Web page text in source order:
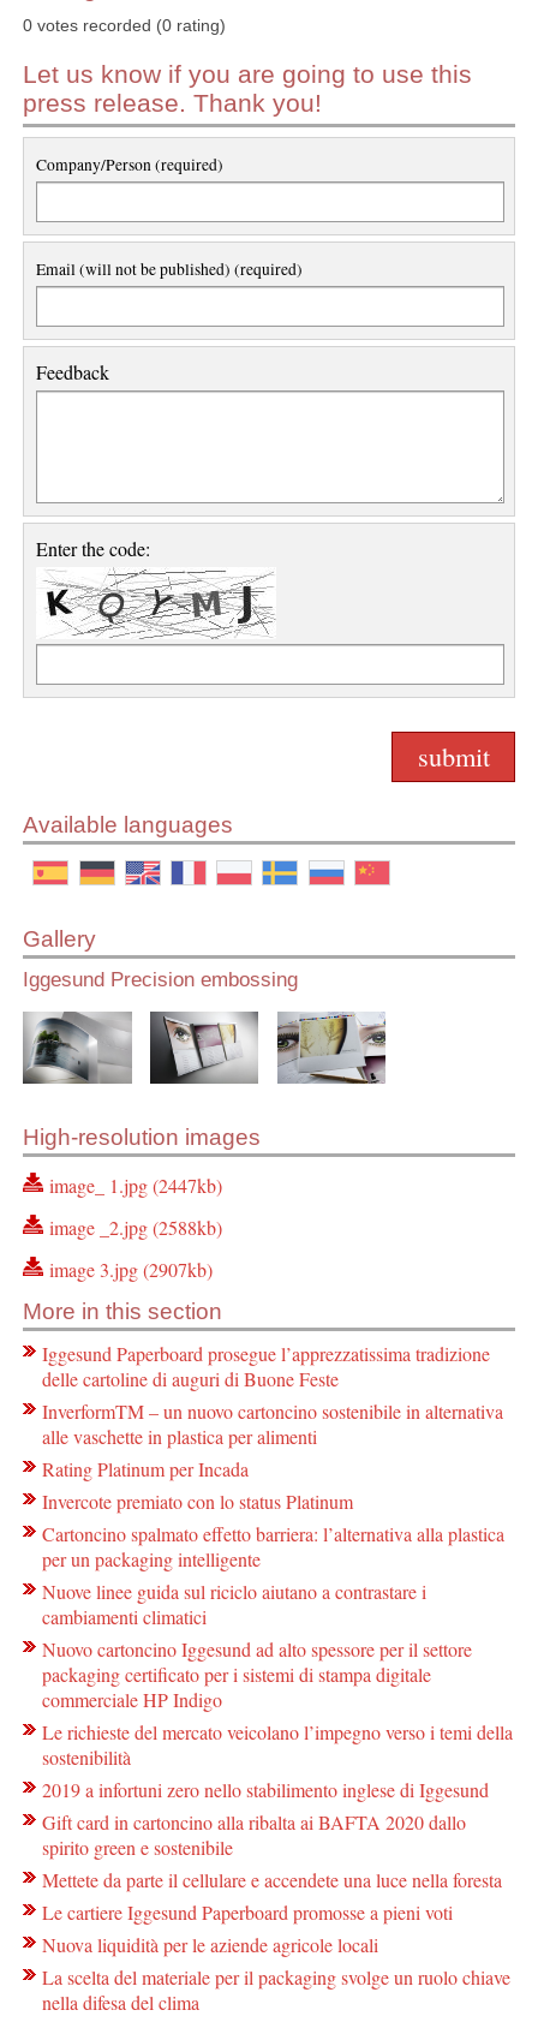
0 votes recorded (0 rating)
Let us know if you are going to use this
press release. Thank you!
Company/Person (required)
Email (will not be published) (required)
Feedback
Enter the code:
Available languages
Gallery
Iggesund Precision embossing
High-resolution images
image_ 1.jpg (2447kb)
image _2.jpg (2588kb)
image 3.jpg (2907kb)
More in this section
Iggesund Paperboard prosegue l’apprezzatissima tradizione
delle cartoline di auguri di Buone Feste
InverformTM – un nuovo cartoncino sostenibile in alternativa
alle vaschette in plastica per alimenti
Rating Platinum per Incada
Invercote premiato con lo status Platinum
Cartoncino spalmato effetto barriera: l’alternativa alla plastica
per un packaging intelligente
Nuove linee guida sul riciclo aiutano a contrastare i
cambiamenti climatici
Nuovo cartoncino Iggesund ad alto spessore per il settore
packaging certificato per i sistemi di stampa digitale
commerciale HP Indigo
Le richieste del mercato veicolano l’impegno verso i temi della
sostenibilità
2019 a infortuni zero nello stabilimento inglese di Iggesund
Gift card in cartoncino alla ribalta ai BAFTA 2020 dallo
spirito green e sostenibile
Mettete da parte il cellulare e accendete una luce nella foresta
Le cartiere Iggesund Paperboard promosse a pieni voti
Nuova liquidità per le aziende agricole locali
La scelta del materiale per il packaging svolge un ruolo chiave
nella difesa del clima